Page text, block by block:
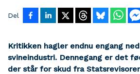
Del
Kritikken hagler endnu engang
svineindustri. Dennegang er det
der står for skud fra